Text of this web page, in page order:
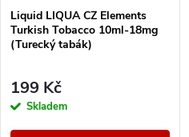
Liquid LIQUA CZ Elements
Turkish Tobacco 10ml-18mg
(Turecký tabák)
199 Kč
Skladem